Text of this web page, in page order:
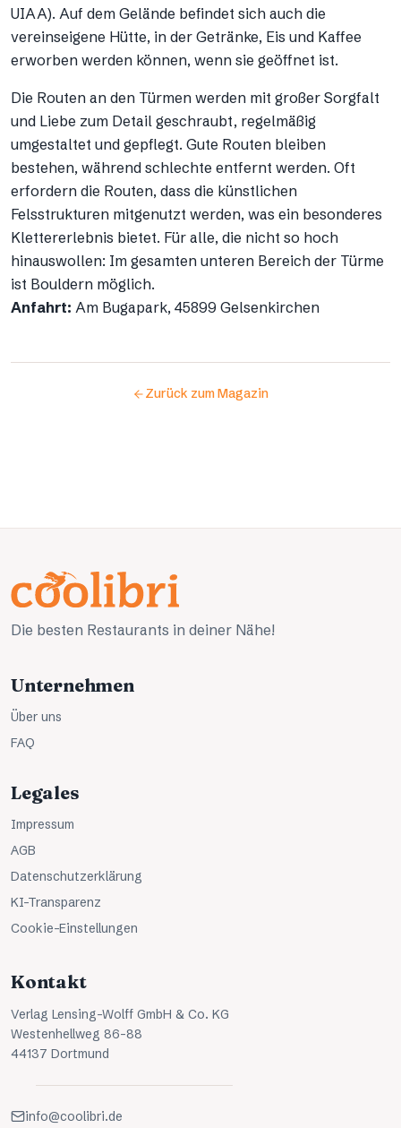
UIAA). Auf dem Gelände befindet sich auch die
vereinseigene Hütte, in der Getränke, Eis und Kaffee
erworben werden können, wenn sie geöffnet ist.
Die Routen an den Türmen werden mit großer Sorgfalt
und Liebe zum Detail geschraubt, regelmäßig
umgestaltet und gepflegt. Gute Routen bleiben
bestehen, während schlechte entfernt werden. Oft
erfordern die Routen, dass die künstlichen
Felsstrukturen mitgenutzt werden, was ein besonderes
Klettererlebnis bietet. Für alle, die nicht so hoch
hinauswollen: Im gesamten unteren Bereich der Türme
ist Bouldern möglich.
Anfahrt: Am Bugapark, 45899 Gelsenkirchen
Zurück zum Magazin
Die besten Restaurants in deiner Nähe!
Unternehmen
Über uns
FAQ
Legales
Impressum
AGB
Datenschutzerklärung
KI-Transparenz
Cookie-Einstellungen
Kontakt
Verlag Lensing-Wolff GmbH & Co. KG
Westenhellweg 86-88
44137 Dortmund
info@coolibri.de